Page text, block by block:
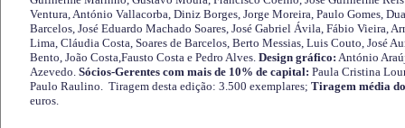
Ventura, António Vallacorba, Diniz Borges, Jorge Moreira, Paulo Gomes,
Barcelos, José Eduardo Machado Soares, José Gabriel Ávila, Fábio Vieira,
Lima, Cláudia Costa, Soares de Barcelos, Berto Messias, Luis Couto, José
Bento, João Costa,Fausto Costa e Pedro Alves. Design gráfico: António
Azevedo. Sócios-Gerentes com mais de 10% de capital: Paula Cristina
Paulo Raulino. Tiragem desta edição: 3.500 exemplares; Tiragem média
euros.